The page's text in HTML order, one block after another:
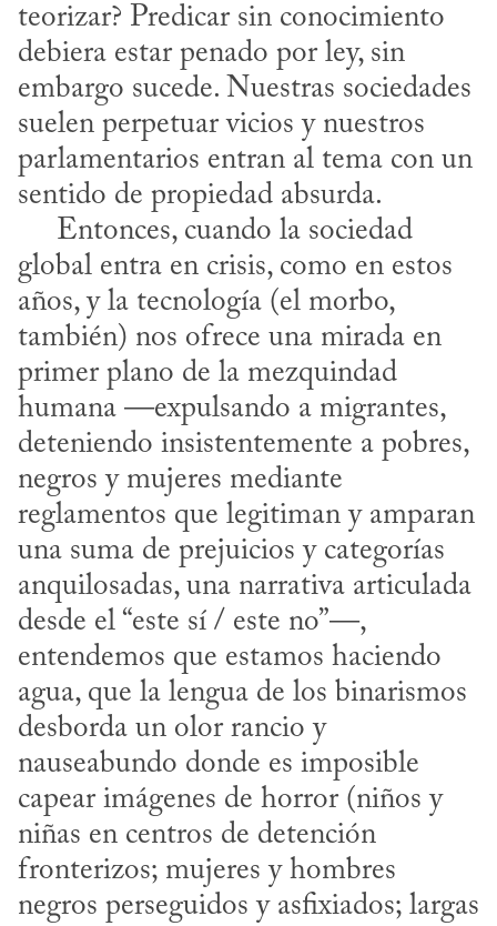
teorizar? Predicar sin conocimiento
debiera estar penado por ley, sin
embargo sucede. Nuestras sociedades
suelen perpetuar vicios y nuestros
parlamentarios entran al tema con un
sentido de propiedad absurda.
global entra en crisis, como en estos
años, y la tecnología (el morbo,
también) nos ofrece una mirada en
primer plano de la mezquindad
humana —expulsando a migrantes,
deteniendo insistentemente a pobres,
negros y mujeres mediante
reglamentos que legitiman y amparan
una suma de prejuicios y categorías
anquilosadas, una narrativa articulada
desde el “este sí / este no”—,
entendemos que estamos haciendo
agua, que la lengua de los binarismos
desborda un olor rancio y
nauseabundo donde es imposible
capear imágenes de horror (niños y
niñas en centros de detención
fronterizos; mujeres y hombres
negros perseguidos y asfixiados; largas